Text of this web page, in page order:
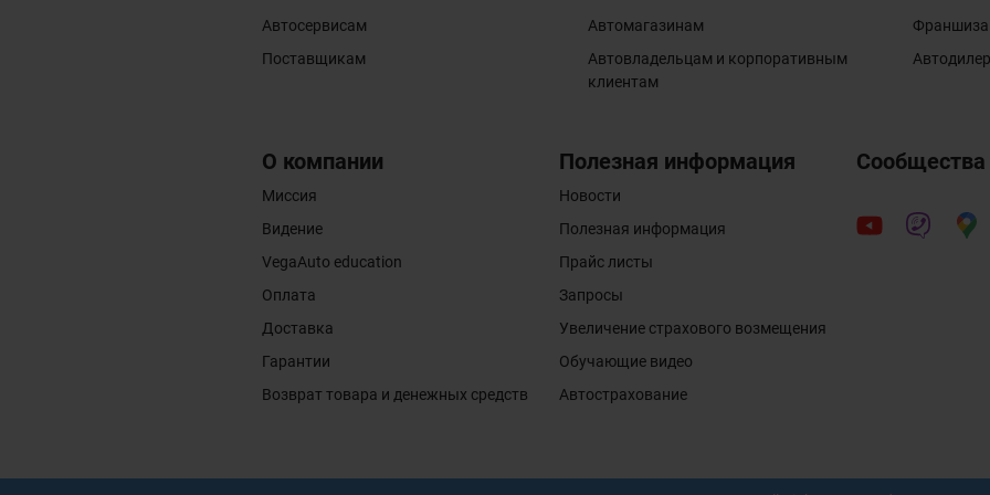
Автосервисам
Поставщикам
Автомагазинам
Автовладельцам и корпоративным
клиентам
Франшиза
О компании
Миссия
Видение
VegaAuto education
Оплата
Доставка
Гарантии
Возврат товара и денежных средств
Полезная информация
Новости
Полезная информация
Прайс листы
Запросы
Увеличение страхового возмещения
Обучающие видео
Автострахование
Сообщества